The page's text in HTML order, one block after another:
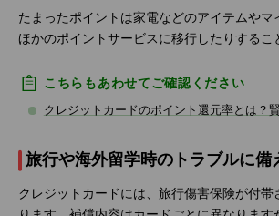
たまったポイントは家電などのアイテムやマ
ほかのポイントサービスに移行したりするこ
こちらもあわせてご確認ください
クレジットカードのポイント還元率とは？
旅行や海外留学時のトラブルに備
クレジットカードには、旅行傷害保険が付帯